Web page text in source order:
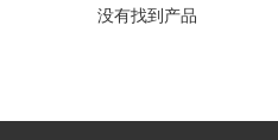
没有找到产品